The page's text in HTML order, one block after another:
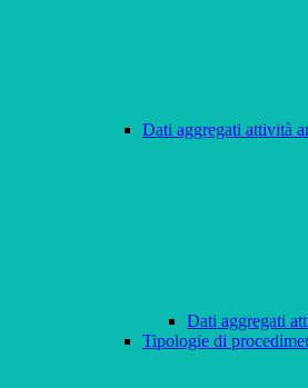
Dati aggregati attività
Dati aggregati
Tipologie di